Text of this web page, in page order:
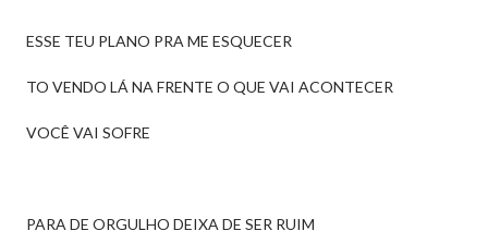
ESSE TEU PLANO PRA ME ESQUECER
TO VENDO LÁ NA FRENTE O QUE VAI ACONTECER
VOCÊ VAI SOFRE
PARA DE ORGULHO DEIXA DE SER RUIM